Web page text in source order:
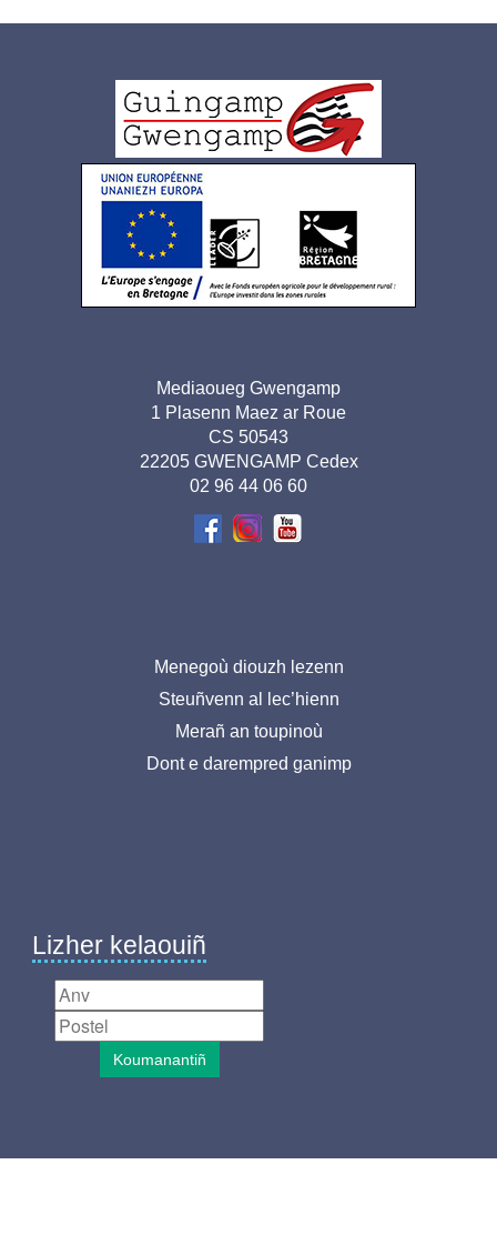
de
page
Mediaoueg Gwengamp
1 Plasenn Maez ar Roue
CS 50543
22205 GWENGAMP Cedex
02 96 44 06 60
Menegoù diouzh lezenn
Steuñvenn al lec’hienn
Merañ an toupinoù
Dont e darempred ganimp
Lizher kelaouiñ
Koumanantiñ